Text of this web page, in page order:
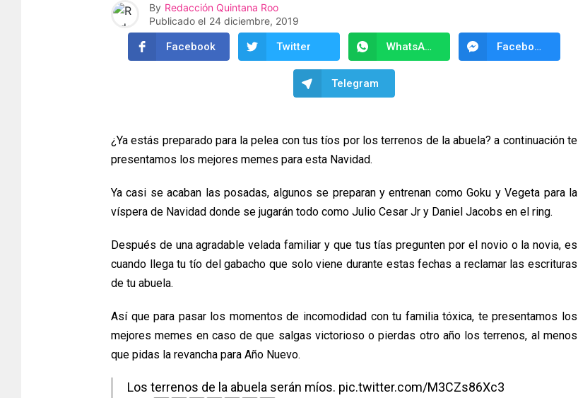
By Redacción Quintana Roo
Publicado el 24 diciembre, 2019
Facebook Twitter WhatsApp Facebook Messenger
Telegram
¿Ya estás preparado para la pelea con tus tíos por los terrenos de la abuela? a continuación te
presentamos los mejores memes para esta Navidad.
Ya casi se acaban las posadas, algunos se preparan y entrenan como Goku y Vegeta para la
víspera de Navidad donde se jugarán todo como Julio Cesar Jr y Daniel Jacobs en el ring.
Después de una agradable velada familiar y que tus tías pregunten por el novio o la novia, es
cuando llega tu tío del gabacho que solo viene durante estas fechas a reclamar las escrituras
de tu abuela.
Así que para pasar los momentos de incomodidad con tu familia tóxica, te presentamos los
mejores memes en caso de que salgas victorioso o pierdas otro año los terrenos, al menos
que pidas la revancha para Año Nuevo.
Los terrenos de la abuela serán míos. pic.twitter.com/M3CZs86Xc3